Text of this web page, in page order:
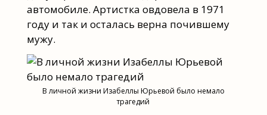
автомобиле. Артистка овдовела в 1971
году и так и осталась верна почившему
мужу.
В личной жизни Изабеллы Юрьевой было немало
трагедий